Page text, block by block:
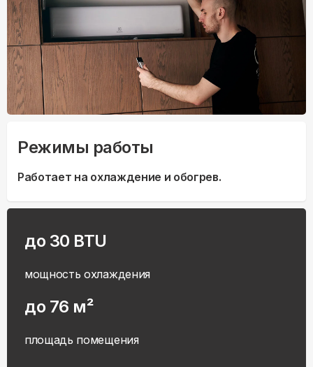
Режимы работы
Работает на охлаждение и обогрев.
до 30 BTU
мощность охлаждения
до 76 м²
площадь помещения